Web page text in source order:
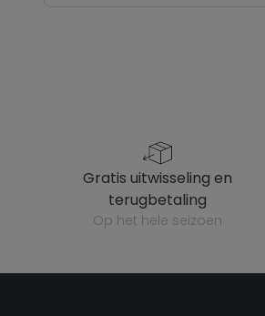
gratis uitwisseling en
terugbetaling
op het hele seizoen